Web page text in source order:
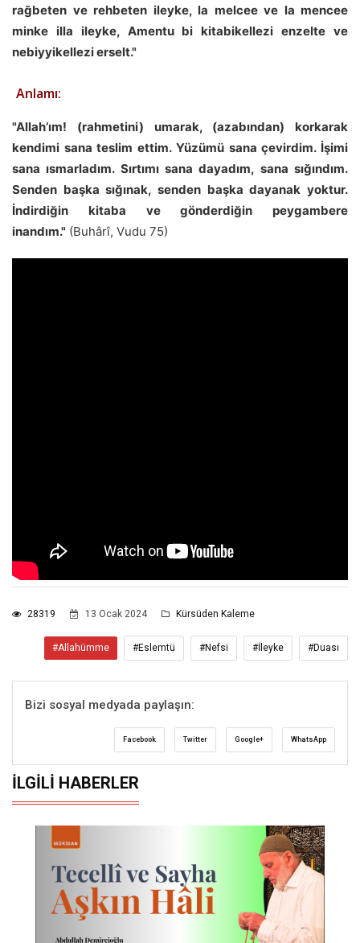
rağbeten ve rehbeten ileyke, la melcee ve la mencee
minke illa ileyke, Amentu bi kitabikellezi enzelte ve
nebiyyikellezi erselt."
Anlamı:
"Allah’ım! (rahmetini) umarak, (azabından) korkarak
kendimi sana teslim ettim. Yüzümü sana çevirdim. İşimi
sana ısmarladım. Sırtımı sana dayadım, sana sığındım.
Senden başka sığınak, senden başka dayanak yoktur.
İndirdiğin kitaba ve gönderdiğin peygambere
inandım." (Buhârî, Vudu 75)
28319 13 Ocak 2024 Kürsüden Kaleme
#Allahümme #Eslemtü #Nefsi #İleyke #Duası
Bizi sosyal medyada paylaşın:
Facebook Twitter Google+ WhatsApp
İLGILI HABERLER